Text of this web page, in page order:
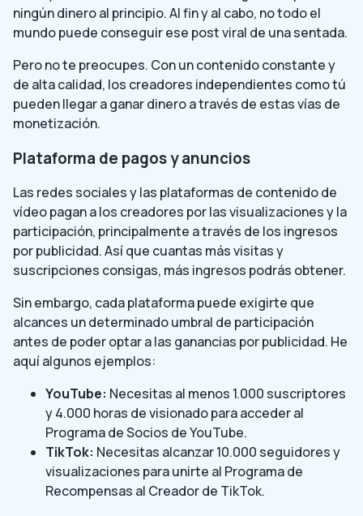
ningún dinero al principio. Al fin y al cabo, no todo el
mundo puede conseguir ese post viral de una sentada.
Pero no te preocupes. Con un contenido constante y
de alta calidad, los creadores independientes como tú
pueden llegar a ganar dinero a través de estas vías de
monetización.
Plataforma de pagos y anuncios
Las redes sociales y las plataformas de contenido de
vídeo pagan a los creadores por las visualizaciones y la
participación, principalmente a través de los ingresos
por publicidad. Así que cuantas más visitas y
suscripciones consigas, más ingresos podrás obtener.
Sin embargo, cada plataforma puede exigirte que
alcances un determinado umbral de participación
antes de poder optar a las ganancias por publicidad. He
aquí algunos ejemplos:
YouTube: Necesitas al menos 1.000 suscriptores
y 4.000 horas de visionado para acceder al
Programa de Socios de YouTube.
TikTok: Necesitas alcanzar 10.000 seguidores y
visualizaciones para unirte al Programa de
Recompensas al Creador de TikTok.